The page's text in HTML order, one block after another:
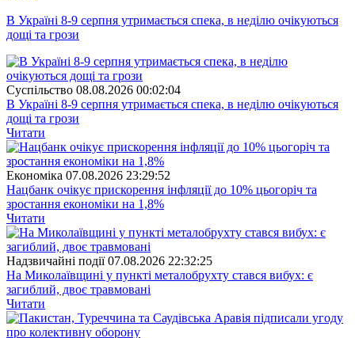
В Україні 8-9 серпня утримається спека, в неділю очікуються
дощі та грози
Суспiльство 08.08.2026 00:02:04
В Україні 8-9 серпня утримається спека, в неділю очікуються
дощі та грози
Читати
Економіка 07.08.2026 23:29:52
Нацбанк очікує прискорення інфляції до 10% цьогоріч та
зростання економіки на 1,8%
Читати
Надзвичайні події 07.08.2026 22:32:25
На Миколаївщині у пункті металобрухту стався вибух: є
загиблий, двоє травмовані
Читати